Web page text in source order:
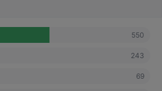
550
243
69